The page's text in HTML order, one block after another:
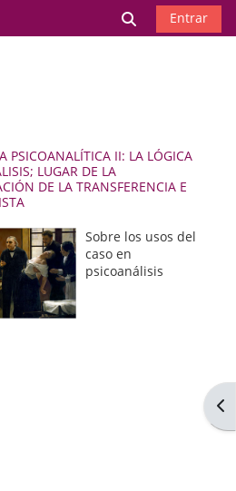
Selector de
Entrar
PSICOANALÍTICA II: LA LÓGICA
LUGAR DE LA
DE LA TRANSFERENCIA E
Sobre los usos del
caso en
psicoanálisis